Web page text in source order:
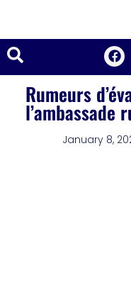
Rumeurs
l’ambassade
January 8,